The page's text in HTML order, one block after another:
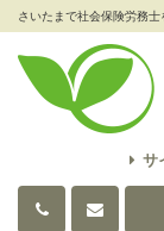
さいたまで社会保険労務
サ